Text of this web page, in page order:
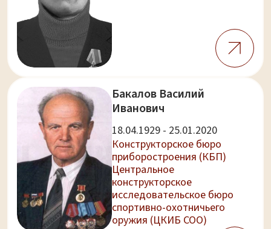
Бакалов Василий
Иванович
18.04.1929 - 25.01.2020
Конструкторское бюро
приборостроения (КБП)
Центральное
конструкторское
исследовательское бюро
спортивно-охотничьего
оружия (ЦКИБ СОО)